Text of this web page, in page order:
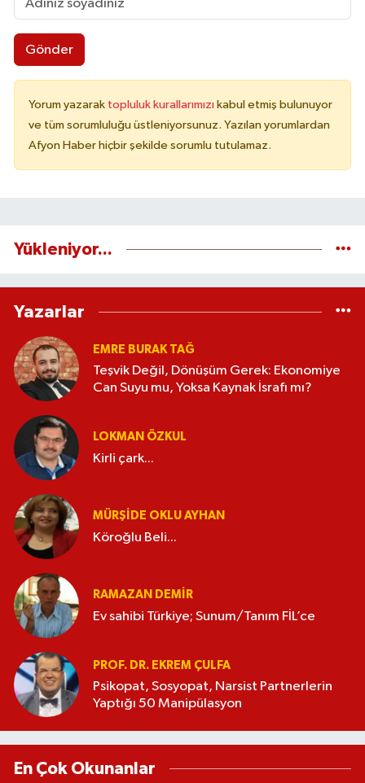
Gönder
Yorum yazarak topluluk kurallarımızı kabul etmiş bulunuyor
ve tüm sorumluluğu üstleniyorsunuz. Yazılan yorumlardan
Afyon Haber hiçbir şekilde sorumlu tutulamaz.
Yükleniyor...
Yazarlar
EMRE BURAK TAĞ
Teşvik Değil, Dönüşüm Gerek: Ekonomiye
Can Suyu mu, Yoksa Kaynak İsrafı mı?
LOKMAN ÖZKUL
Kirli çark...
MÜRŞIDE OKLU AYHAN
Köroğlu Beli...
RAMAZAN DEMİR
Ev sahibi Türkiye; Sunum/Tanım FİL’ce
PROF. DR. EKREM ÇULFA
Psikopat, Sosyopat, Narsist Partnerlerin
Yaptığı 50 Manipülasyon
En Çok Okunanlar